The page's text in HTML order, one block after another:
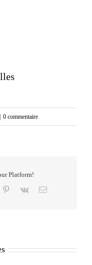
| 0 commentaire
Platform!
Pinterest
Vk Email